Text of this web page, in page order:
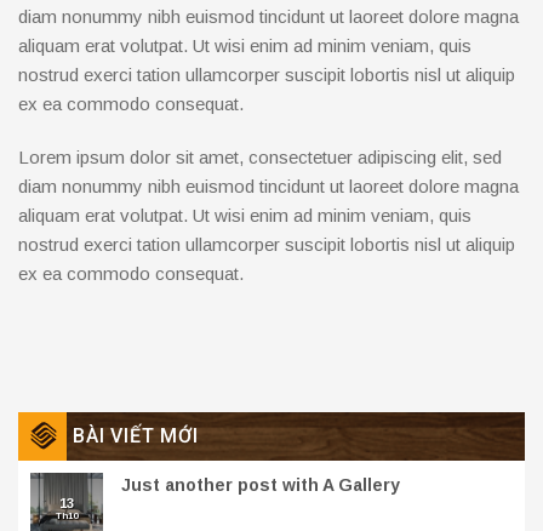
diam nonummy nibh euismod tincidunt ut laoreet dolore magna
aliquam erat volutpat. Ut wisi enim ad minim veniam, quis
nostrud exerci tation ullamcorper suscipit lobortis nisl ut aliquip
ex ea commodo consequat.
Lorem ipsum dolor sit amet, consectetuer adipiscing elit, sed
diam nonummy nibh euismod tincidunt ut laoreet dolore magna
aliquam erat volutpat. Ut wisi enim ad minim veniam, quis
nostrud exerci tation ullamcorper suscipit lobortis nisl ut aliquip
ex ea commodo consequat.
BÀI VIẾT MỚI
13
Th10
Just another post with A Gallery